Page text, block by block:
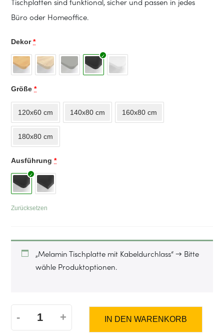
Tischplatten sind funktional, sicher und passen in jedes
Büro oder Homeoffice.
Dekor*
Größe *
120x60 cm 140x80 cm 160x80 cm
180x80 cm
Ausführung *
Zurücksetzen
„Melamin Tischplatte mit Kabeldurchlass“ → Bitte
wähle Produktoptionen.
-
MO
+ IN DEN WARENKORB